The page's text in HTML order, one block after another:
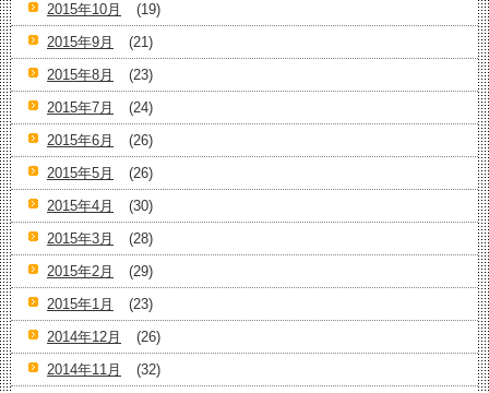
2015年10月
(19)
2015年9月
(21)
2015年8月
(23)
2015年7月
(24)
2015年6月
(26)
2015年5月
(26)
2015年4月
(30)
2015年3月
(28)
2015年2月
(29)
2015年1月
(23)
2014年12月
(26)
2014年11月
(32)